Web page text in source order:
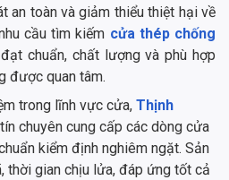
an toàn và giảm thiểu thiệt hại về
cầu tìm kiếm cửa thép chống
đạt chuẩn, chất lượng và phù hợp
được quan tâm.
trong lĩnh vực cửa, Thịnh
chuyên cung cấp các dòng cửa
kiểm định nghiêm ngặt. Sản
thời gian chịu lửa, đáp ứng tốt cả